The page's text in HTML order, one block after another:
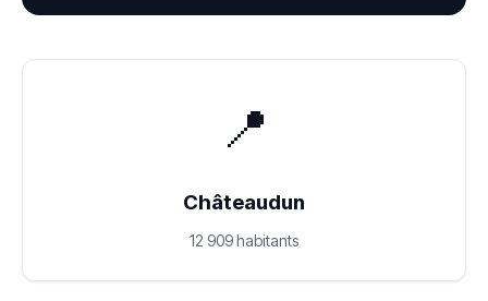
📍
Châteaudun
12 909 habitants